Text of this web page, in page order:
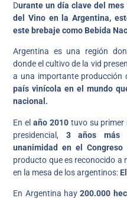
Durante un día clave del mes
del Vino en la Argentina,
este brebaje como Bebida
Argentina es una región
donde el cultivo de la vid
a una importante producción
país vinícola en el mundo
nacional.
En elaño 2010 tuvo su primer
presidencial, 3 años más
unanimidad en el Congreso
producto que es reconocido a
en la mesa de los argentinos:
En Argentina hay200.000